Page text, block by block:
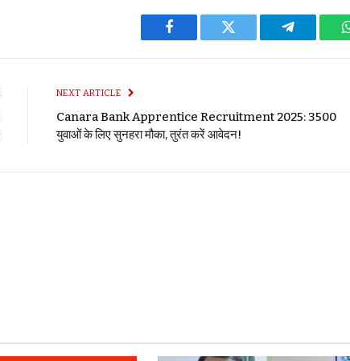
Facebook Twitter Telegram
NEXT ARTICLE
Canara Bank Apprentice Recruitment 2025: 3500
युवाओं के लिए सुनहरा मौका, तुरंत करें आवेदन!